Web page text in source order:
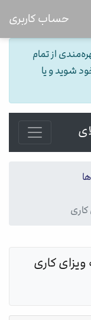
حساب کاربری
از تمام
شوید و یا
کاری